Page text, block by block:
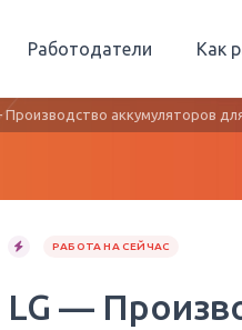
Работодатели Как
Производство аккумуляторов
РАБОТА НА СЕЙЧАС
LG —